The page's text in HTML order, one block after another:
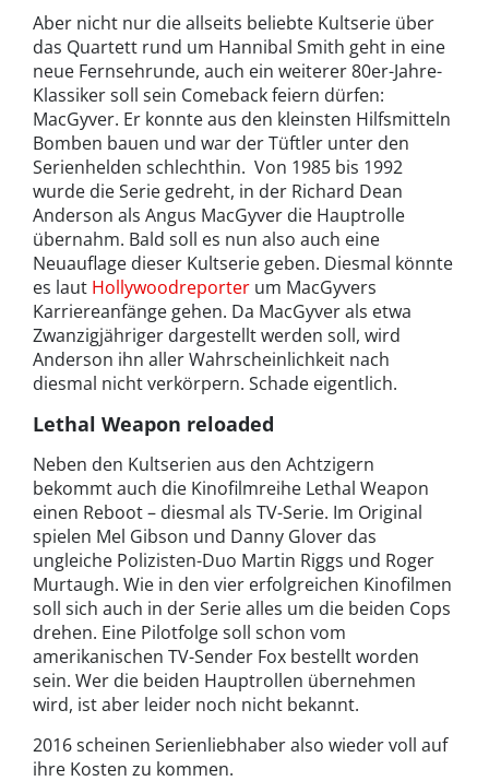
Aber nicht nur die allseits beliebte Kultserie über
das Quartett rund um Hannibal Smith geht in eine
neue Fernsehrunde, auch ein weiterer 80er-Jahre-
Klassiker soll sein Comeback feiern dürfen:
MacGyver. Er konnte aus den kleinsten Hilfsmitteln
Bomben bauen und war der Tüftler unter den
Serienhelden schlechthin. Von 1985 bis 1992
wurde die Serie gedreht, in der Richard Dean
Anderson als Angus MacGyver die Hauptrolle
übernahm. Bald soll es nun also auch eine
Neuauflage dieser Kultserie geben. Diesmal könnte
es laut Hollywoodreporter um MacGyvers
Karriereanfänge gehen. Da MacGyver als etwa
Zwanzigjähriger dargestellt werden soll, wird
Anderson ihn aller Wahrscheinlichkeit nach
diesmal nicht verkörpern. Schade eigentlich.
Lethal Weapon reloaded
Neben den Kultserien aus den Achtzigern
bekommt auch die Kinofilmreihe Lethal Weapon
einen Reboot – diesmal als TV-Serie. Im Original
spielen Mel Gibson und Danny Glover das
ungleiche Polizisten-Duo Martin Riggs und Roger
Murtaugh. Wie in den vier erfolgreichen Kinofilmen
soll sich auch in der Serie alles um die beiden Cops
drehen. Eine Pilotfolge soll schon vom
amerikanischen TV-Sender Fox bestellt worden
sein. Wer die beiden Hauptrollen übernehmen
wird, ist aber leider noch nicht bekannt.
2016 scheinen Serienliebhaber also wieder voll auf
ihre Kosten zu kommen.